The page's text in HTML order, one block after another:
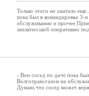
Только этого не хватало
пока был в командировке 3-
обслуживание и
заплатил шоб оперативно
-.Вон сосед по даче пока
Волготрансгазом на
Думаю,что сосед может